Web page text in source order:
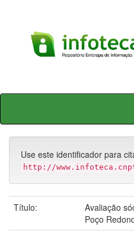
Skip
Use este identificador para
http://
Título:
Avaliação
Poço